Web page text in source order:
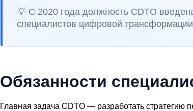
💡 С 2020 года должность CDTO
специалистов цифровой
Обязанности
Главная задача CDTO — разработать стратегию